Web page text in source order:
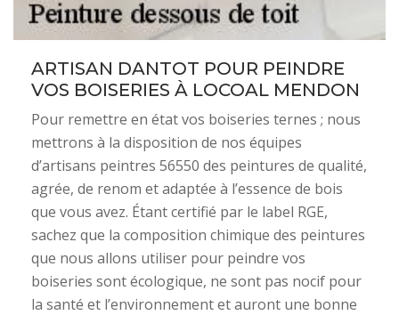
ARTISAN DANTOT POUR PEINDRE
VOS BOISERIES À LOCOAL MENDON
Pour remettre en état vos boiseries ternes ; nous
mettrons à la disposition de nos équipes
d’artisans peintres 56550 des peintures de qualité,
agrée, de renom et adaptée à l’essence de bois
que vous avez. Étant certifié par le label RGE,
sachez que la composition chimique des peintures
que nous allons utiliser pour peindre vos
boiseries sont écologique, ne sont pas nocif pour
la santé et l’environnement et auront une bonne